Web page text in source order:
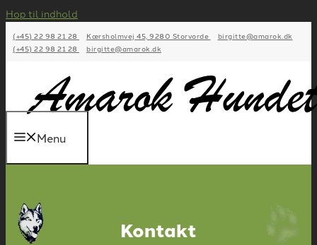
Hop til indhold
(+45) 22 98 21 28 Kærsholmvej 45, 9280 Storvorde
birgitte@amarok.dk
(+45) 22 98 21 28
birgitte@amarok.dk
Menu
Kontakt